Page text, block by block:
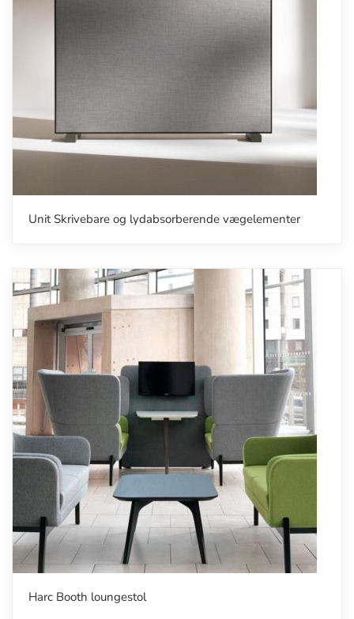
Unit Skrivebare og lydabsorberende vægelementer
Harc Booth loungestol